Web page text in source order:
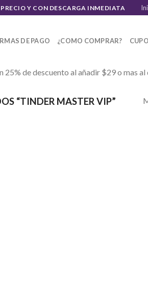
Y CON DESCARGA INMEDIATA
DE PAGO ¿COMO COMPRAR?
25% de descuento al añadir $29 o mas
“TINDER MASTER VIP”